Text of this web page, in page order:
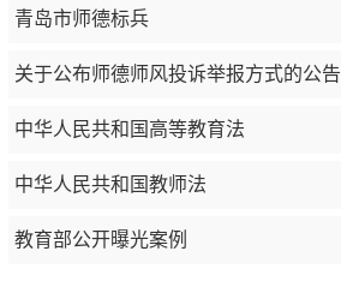
青岛市师德标兵
关于公布师德师风投诉举报方式的公告
中华人民共和国高等教育法
中华人民共和国教师法
教育部公开曝光案例